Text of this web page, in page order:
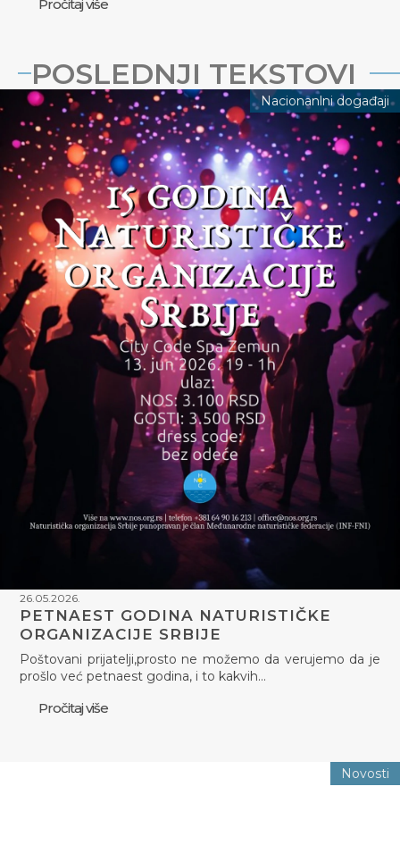
Pročitaj više
POSLEDNJI TEKSTOVI
Nacionanlni događaji
26.05.2026.
PETNAEST GODINA NATURISTIČKE
ORGANIZACIJE SRBIJE
Poštovani prijatelji,prosto ne možemo da verujemo da je
prošlo već petnaest godina, i to kakvih…
Pročitaj više
Novosti